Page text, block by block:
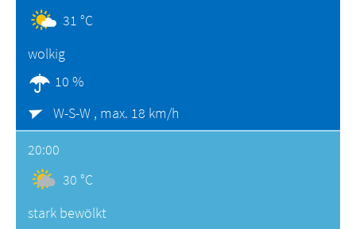
31 °C
wolkig
10 %
W-S-W , max. 18 km/h
20:00
30 °C
stark bewölkt